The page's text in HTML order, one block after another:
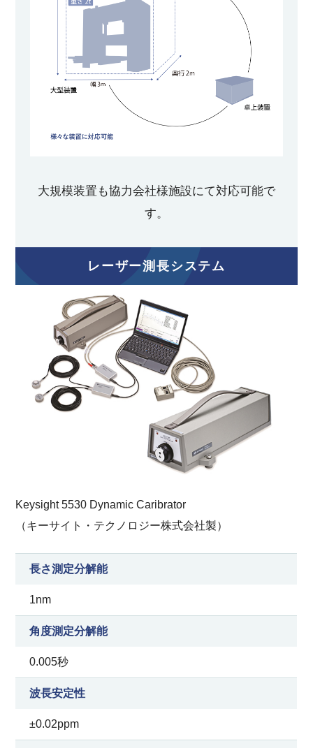
大規模装置も協力会社様施設にて対応可能で
す。
レーザー測長システム
Keysight 5530 Dynamic Caribrator
（キーサイト・テクノロジー株式会社製）
長さ測定分解能
1nm
角度測定分解能
0.005秒
波長安定性
±0.02ppm